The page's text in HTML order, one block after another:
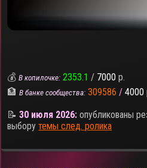
💰В копилочке: 2353.1 / 7000 р.
🏦В банке сообщества: 309586 / 4000
📝30 июля 2026: опубликованы
выборутемы след. ролика